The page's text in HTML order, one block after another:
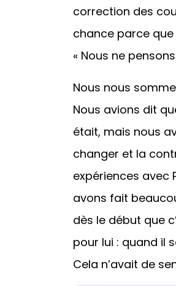
correction des
chance parce
« Nous ne
Nous nous
Nous avions dit
était, mais nous
changer et la
expériences avec
avons fait
dès le début que
pour lui : quand il
Cela n’avait de